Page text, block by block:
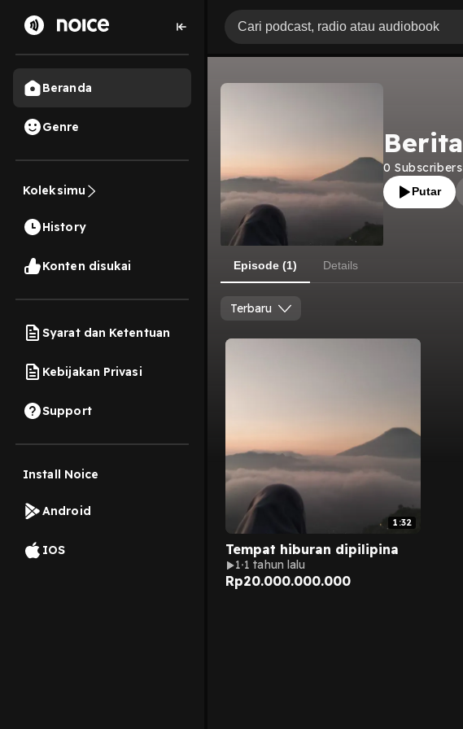
Beranda
Genre
Koleksimu
History
Konten disukai
Syarat dan Ketentuan
Kebijakan Privasi
Support
Install Noice
Android
IOS
Berita
0 Subscribers
Putar
Episode (1) Details
Terbaru
1:32
Tempat hiburan dipilipina
1 1 tahun lalu
Rp20.000.000.000